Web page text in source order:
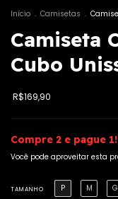
Início . Camisetas .
Camiseta
Cubo
R$169,90
Compre 2 e pague 1!
Você pode aproveitar esta
TAMANHO P M G